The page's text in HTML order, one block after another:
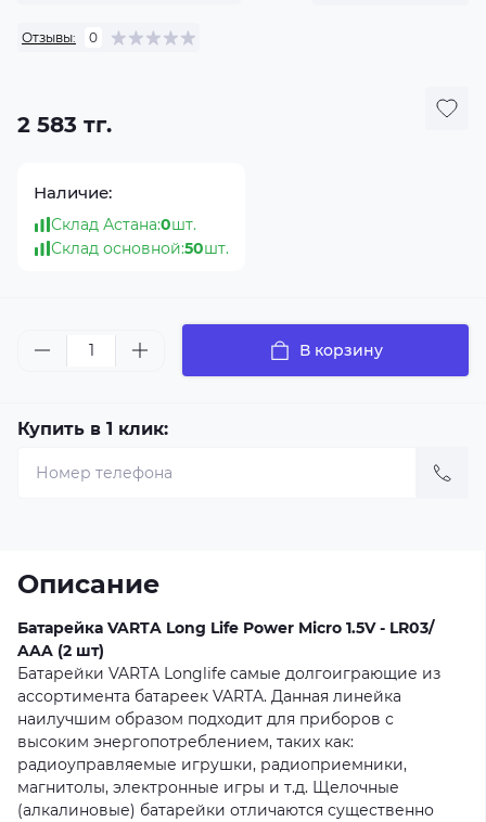
Отзывы: 0
2 583 тг.
Наличие:
Склад Астана:0шт.
Склад основной:50шт.
В корзину
Купить в 1 клик:
Описание
Батарейка VARTA Long Life Power Micro 1.5V - LR03/
AAA (2 шт)
Батарейки VARTA Longlife самые долгоиграющие из
ассортимента батареек VARTA. Данная линейка
наилучшим образом подходит для приборов с
высоким энергопотреблением, таких как:
радиоуправляемые игрушки, радиоприемники,
магнитолы, электронные игры и т.д. Щелочные
(алкалиновые) батарейки отличаются существенно